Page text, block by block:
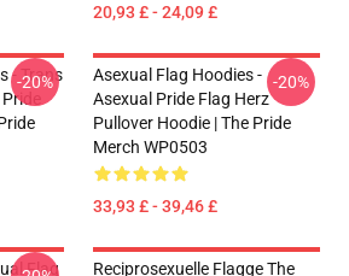
20,93 £ - 24,09 £
- Trans
-20%
Asexual Flag Hoodies -
Asexual Pride Flag Herz
Pullover Hoodie | The Pride
Merch WP0503
33,93 £ - 39,46 £
-20%
Flag
Reciprosexuelle Flagge The